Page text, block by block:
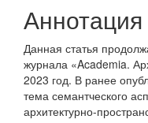
Аннотация
Данная статья
журнала «Academia.
2023 год. В ранее
тема семантческого
архитектурно-